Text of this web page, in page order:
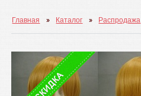
Главная Каталог Распродажа